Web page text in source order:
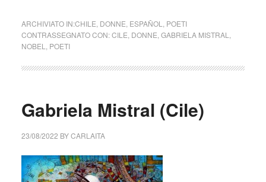
ARCHIVIATO IN:CHILE DONNE ESPAÑOL
POETI
CONTRASSEGNATO CON:CILE DONNE GABRIELA MISTRAL
NOBEL
POETI
Gabriela Mistral (Cile)
23/08/2022 BYCARLAITA